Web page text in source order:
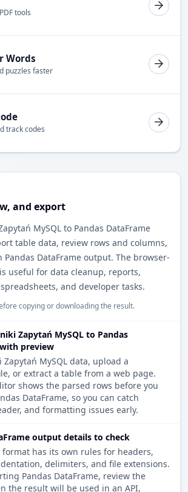
tools
Words
puzzles faster
track codes
and export
MySQL to Pandas DataFrame
table data, review rows and columns,
Pandas DataFrame output. The browser-
useful for data cleanup, reports,
and developer tasks.
copying or downloading the result.
Zapytań MySQL to Pandas
preview
Zapytań MySQL data, upload a
or extract a table from a web page.
shows the parsed rows before you
DataFrame, so you can catch
and formatting issues early.
output details to check
format has its own rules for headers,
delimiters, and file extensions.
Pandas DataFrame, review the
the result will be used in an API,